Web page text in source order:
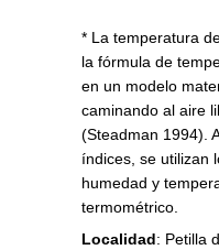
* La temperatura
la fórmula de
en un modelo
caminando al aire
(Steadman 1994).
índices, se utilizan
humedad y
termométrico.
Localidad: Petilla